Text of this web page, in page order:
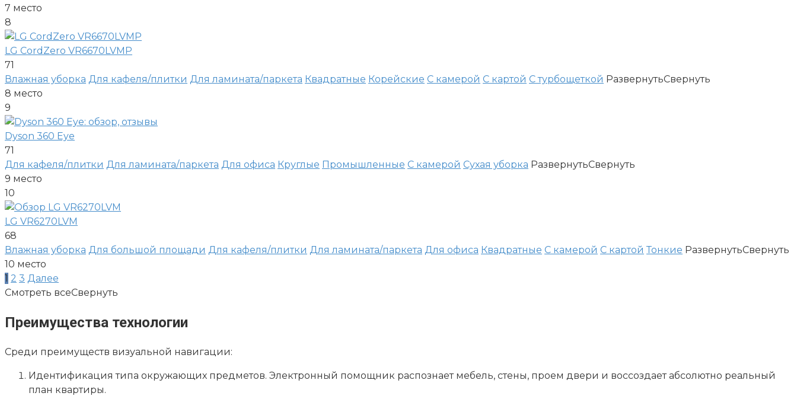
7 место
8
LG CordZero VR6670LVMP
71
Влажная уборка Для кафеля/плитки Для ламината/паркета Квадратные Корейские С камерой С картой С турбощеткой РазвернутьСвернуть
8 место
9
Dyson 360 Eye
71
Для кафеля/плитки Для ламината/паркета Для офиса Круглые Промышленные С камерой Сухая уборка РазвернутьСвернуть
9 место
10
LG VR6270LVM
68
Влажная уборка Для большой площади Для кафеля/плитки Для ламината/паркета Для офиса Квадратные С камерой С картой Тонкие РазвернутьСвернуть
10 место
Пагинация
записей
1 2 3 Далее
Смотреть всеСвернуть
Преимущества технологии
Среди преимуществ визуальной навигации:
Идентификация типа окружающих предметов. Электронный помощник распознает мебель, стены, проем двери и воссоздает абсолютно реальный
план квартиры.